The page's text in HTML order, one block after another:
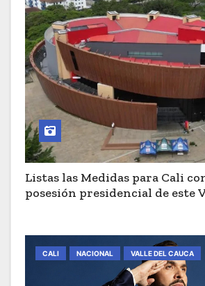
Listas las Medidas para Cali
posesión presidencial de este
CALI NACIONAL VALLE DEL CAUCA